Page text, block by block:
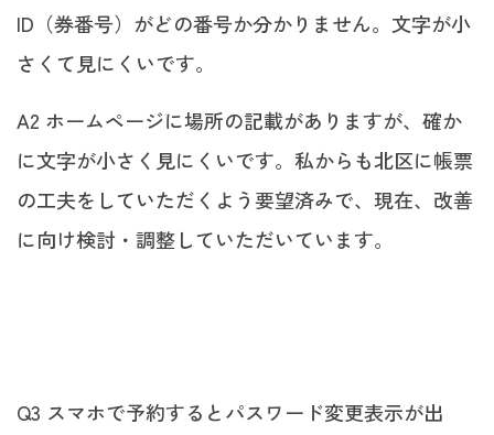
ID（券番号）がどの番号か分かりません。文字が小
さくて見にくいです。
A2 ホームページに場所の記載がありますが、確か
に文字が小さく見にくいです。私からも北区に帳票
の工夫をしていただくよう要望済みで、現在、改善
に向け検討・調整していただいています。
Q3 スマホで予約するとパスワード変更表示が出